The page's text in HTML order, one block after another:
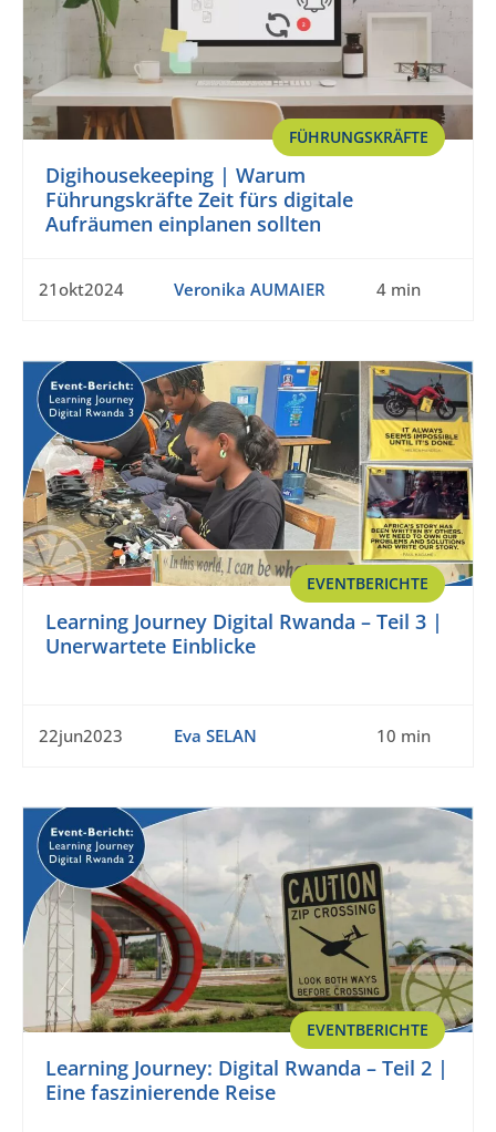
FÜHRUNGSKRÄFTE
Digihousekeeping | Warum
Führungskräfte Zeit fürs digitale
Aufräumen einplanen sollten
21okt2024 Veronika AUMAIER 4 min
EVENTBERICHTE
Learning Journey Digital Rwanda – Teil 3 |
Unerwartete Einblicke
22jun2023 Eva SELAN 10 min
EVENTBERICHTE
Learning Journey: Digital Rwanda – Teil 2 |
Eine faszinierende Reise